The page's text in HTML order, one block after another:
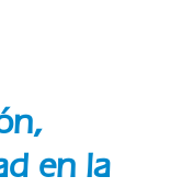
en la